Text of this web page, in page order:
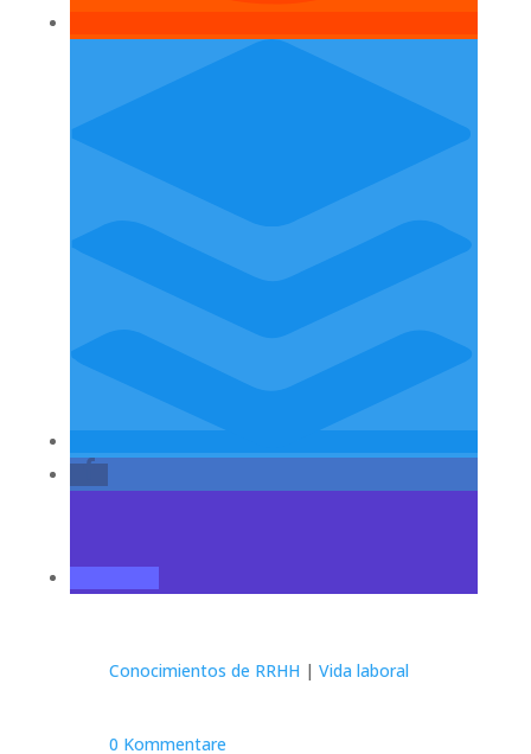
Conocimientos de RRHH | Vida laboral
0 Kommentare